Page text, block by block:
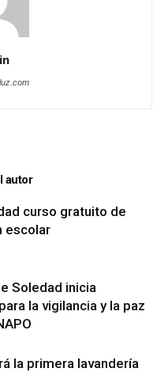
autor
curso gratuito de
escolar
Soledad inicia
la vigilancia y la paz
la primera lavandería